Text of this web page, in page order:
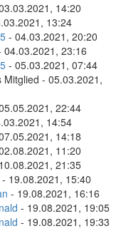
14:20
13:24
- 04.03.2021, 20:20
04.03.2021, 23:16
- 05.03.2021, 07:44
Mitglied - 05.03.2021,
22:44
14:54
14:18
11:20
21:35
- 19.08.2021, 15:40
- 19.08.2021, 16:16
- 19.08.2021, 19:05
- 19.08.2021, 19:33